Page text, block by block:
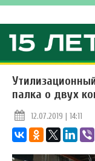
палка о двух
12.07.2019 | 14:11